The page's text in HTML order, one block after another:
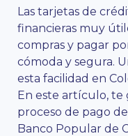
Las tarjetas de
financieras muy
compras y pagar
cómoda y segura.
esta facilidad en
En este artículo, te
proceso de pago
Banco Popular de